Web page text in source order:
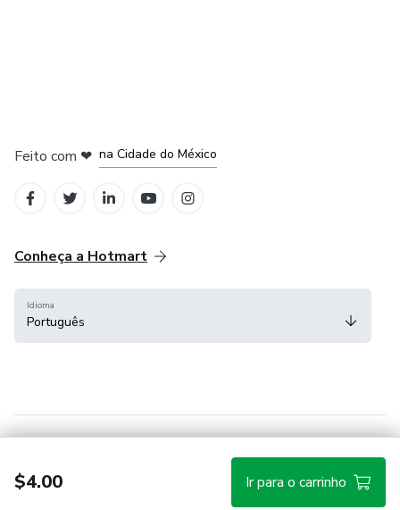
$4.00 Ir para o carrinho
Feito com ❤ na Cidade do México
Conheça a Hotmart
Idioma
Português
Hotmart — 2011-2026 © Todos os direitos reservados.